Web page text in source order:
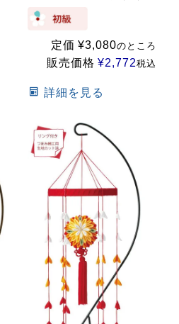
定価 ¥3,080のところ
販売価格 ¥2,772税込
詳細を見る